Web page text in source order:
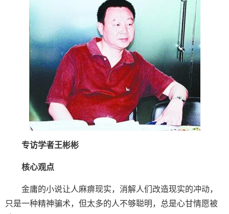
专访学者王彬彬
核心观点
金庸的小说让人麻痹现实，消解人们改造现实的冲动，
只是一种精神骗术，但太多的人不够聪明，总是心甘情愿被